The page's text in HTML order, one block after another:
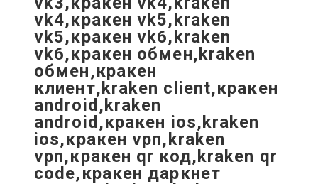
vk4,кракен vk5,kraken
vk5,кракен vk6,kraken
vk6,кракен обмен,kraken
обмен,кракен
клиент,kraken client,кракен
android,kraken
android,кракен ios,kraken
ios,кракен vpn,kraken
vpn,кракен qr код,kraken qr
code,кракен даркнет